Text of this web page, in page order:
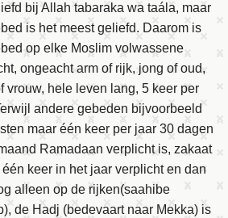
bij Allah tabaraka wa taála, maar
is het meest geliefd. Daarom is
op elke Moslim volwassene
ongeacht arm of rijk, jong of oud,
vrouw, hele leven lang, 5 keer per
andere gebeden bijvoorbeeld
maar één keer per jaar 30 dagen
Ramadaan verplicht is, zakaat
één keer in het jaar verplicht en dan
alleen op de rijken(saahibe
de Hadj (bedevaart naar Mekka) is